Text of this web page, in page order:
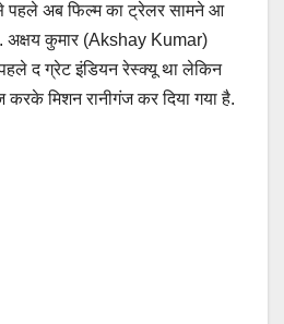
पहले अब फिल्म का ट्रेलर सामने आ
अक्षय कुमार (Akshay Kumar)
द ग्रेट इंडियन रेस्क्यू था लेकिन
मिशन रानीगंज कर दिया गया है.